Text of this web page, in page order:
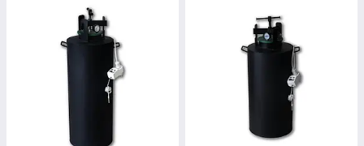
товару по всій Україні за 1-2 дні. Можливий самовивіз зі
складу. Оплата при отриманні товару (накладений платіж)
або оплата карткою та через оформлення “Миттєва
розстрочка” у Приватбанку.
Телефонуйте! Раді допомогти з вибором.
Тел/Вайбер: +38975760160